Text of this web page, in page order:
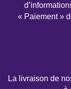
« Paiement »
La livraison de